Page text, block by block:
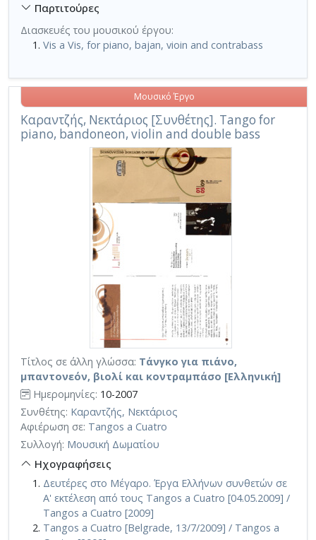
Παρτιτούρες
Διασκευές του μουσικού έργου:
Vis a Vis, for piano, bajan, vioin and contrabass
Καραντζής, Νεκτάριος [Συνθέτης]. Tango for
piano, bandoneon, violin and double bass
Μουσικό Έργο
Τίτλος σε άλλη γλώσσα: Τάνγκο για πιάνο,
μπαντονεόν, βιολί και κοντραμπάσο [Ελληνική]
Ημερομηνίες: 10-2007
Συνθέτης: Καραντζής, Νεκτάριος
Αφιέρωση σε: Tangos a Cuatro
Συλλογή: Μουσική Δωματίου
Ηχογραφήσεις
Δευτέρες στο Μέγαρο. Έργα Ελλήνων συνθετών σε
Α' εκτέλεση από τους Tangos a Cuatro [04.05.2009] /
Tangos a Cuatro [2009]
Tangos a Cuatro [Belgrade, 13/7/2009] / Tangos a